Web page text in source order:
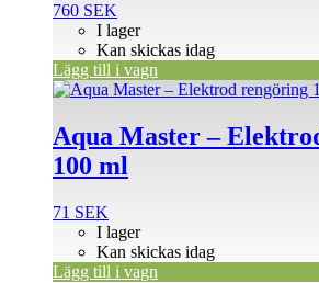
760 SEK
I lager
Kan skickas idag
Lägg till i vagn
Aqua Master –
100 ml
71 SEK
I lager
Kan skickas idag
Lägg till i vagn